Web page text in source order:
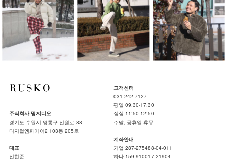
주식회사 명지디오
경기도 수원시 영통구 신원로 88
디지털엠파이어2 103동 205호
대표
신현준
고객센터
031-242-7127
평일 09:30-17:30
점심 11:50-12:50
주말, 공휴일 휴무
계좌안내
기업 287-275488-04-011
하나 159-910017-21904